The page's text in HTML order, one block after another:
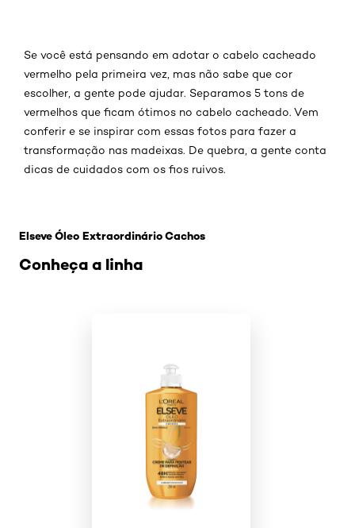
Se você está pensando em adotar o cabelo cacheado
vermelho pela primeira vez, mas não sabe que cor
escolher, a gente pode ajudar. Separamos 5 tons de
vermelhos que ficam ótimos no cabelo cacheado. Vem
conferir e se inspirar com essas fotos para fazer a
transformação nas madeixas. De quebra, a gente conta
dicas de cuidados com os fios ruivos.
Conheça a linha
Elseve Óleo Extraordinário Cachos